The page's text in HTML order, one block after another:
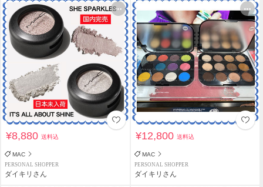
¥8,880送料込
MAC
PERSONAL SHOPPER
ダイキリさん
¥12,800送料込
MAC
PERSONAL SHOPPER
ダイキリさん